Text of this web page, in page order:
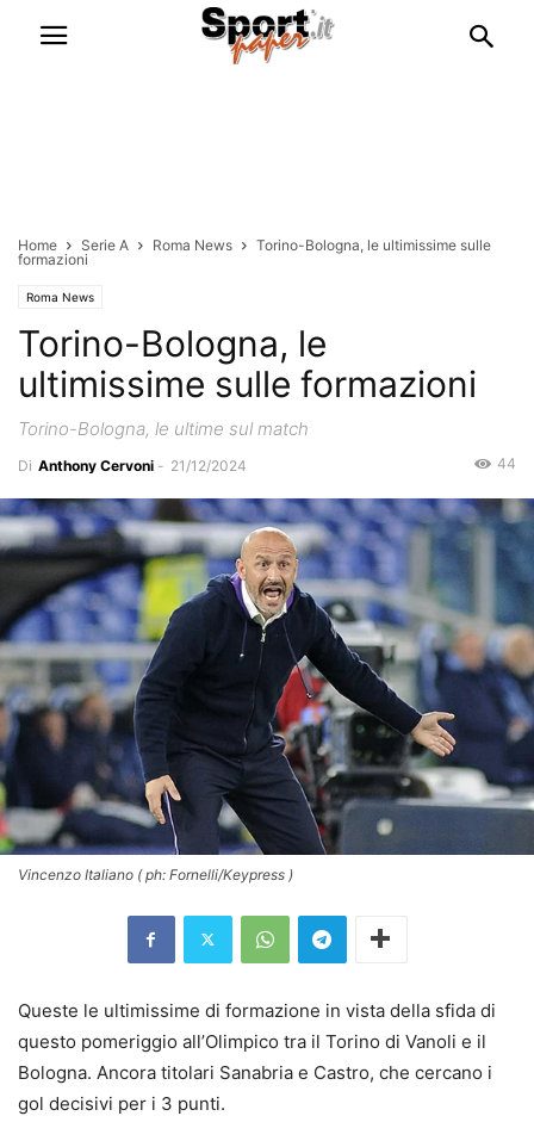
Home Serie A Roma News
Torino-Bologna, le ultimissime sulle
formazioni
Roma News
Torino-Bologna, le
ultimissime sulle formazioni
Torino-Bologna, le ultime sul match
Di Anthony Cervoni - 21/12/2024 44
Vincenzo Italiano ( ph: Fornelli/Keypress )
Queste le ultimissime di formazione in vista della sfida di
questo pomeriggio all’Olimpico tra il Torino di Vanoli e il
Bologna. Ancora titolari Sanabria e Castro, che cercano i
gol decisivi per i 3 punti.